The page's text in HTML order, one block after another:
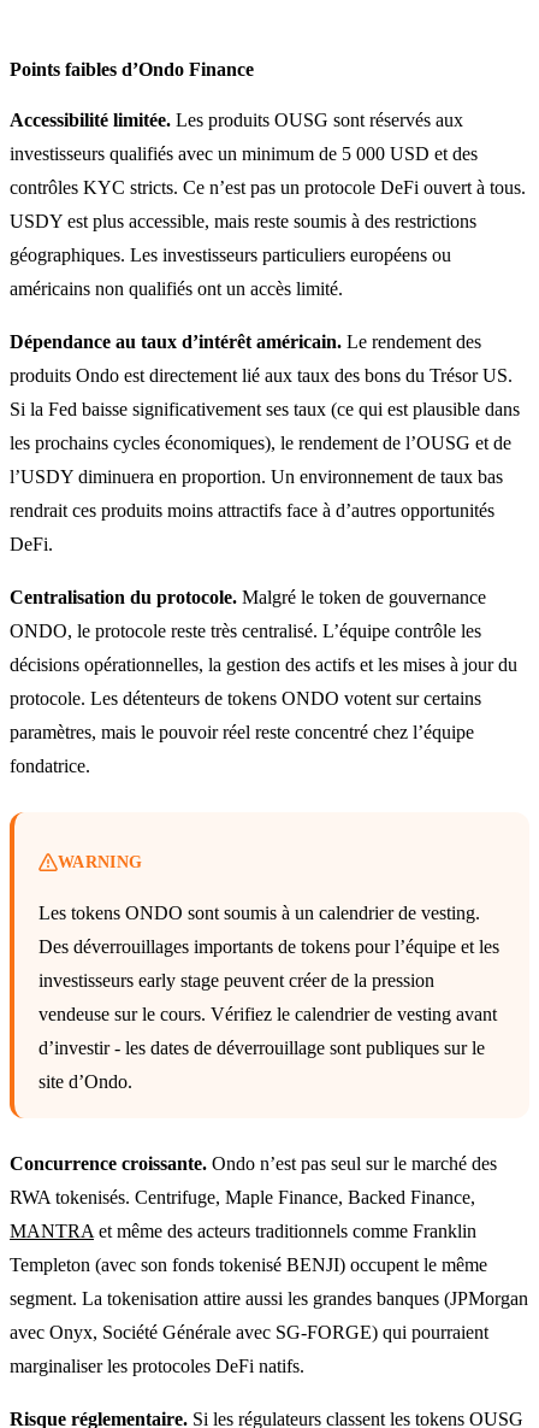
Points faibles d’Ondo Finance
Accessibilité limitée. Les produits OUSG sont réservés aux
investisseurs qualifiés avec un minimum de 5 000 USD et des
contrôles KYC stricts. Ce n’est pas un protocole DeFi ouvert à tous.
USDY est plus accessible, mais reste soumis à des restrictions
géographiques. Les investisseurs particuliers européens ou
américains non qualifiés ont un accès limité.
Dépendance au taux d’intérêt américain. Le rendement des
produits Ondo est directement lié aux taux des bons du Trésor US.
Si la Fed baisse significativement ses taux (ce qui est plausible dans
les prochains cycles économiques), le rendement de l’OUSG et de
l’USDY diminuera en proportion. Un environnement de taux bas
rendrait ces produits moins attractifs face à d’autres opportunités
DeFi.
Centralisation du protocole. Malgré le token de gouvernance
ONDO, le protocole reste très centralisé. L’équipe contrôle les
décisions opérationnelles, la gestion des actifs et les mises à jour du
protocole. Les détenteurs de tokens ONDO votent sur certains
paramètres, mais le pouvoir réel reste concentré chez l’équipe
fondatrice.
WARNING
Les tokens ONDO sont soumis à un calendrier de vesting.
Des déverrouillages importants de tokens pour l’équipe et les
investisseurs early stage peuvent créer de la pression
vendeuse sur le cours. Vérifiez le calendrier de vesting avant
d’investir - les dates de déverrouillage sont publiques sur le
site d’Ondo.
Concurrence croissante. Ondo n’est pas seul sur le marché des
RWA tokenisés. Centrifuge, Maple Finance, Backed Finance,
MANTRA et même des acteurs traditionnels comme Franklin
Templeton (avec son fonds tokenisé BENJI) occupent le même
segment. La tokenisation attire aussi les grandes banques (JPMorgan
avec Onyx, Société Générale avec SG-FORGE) qui pourraient
marginaliser les protocoles DeFi natifs.
Risque réglementaire. Si les régulateurs classent les tokens OUSG